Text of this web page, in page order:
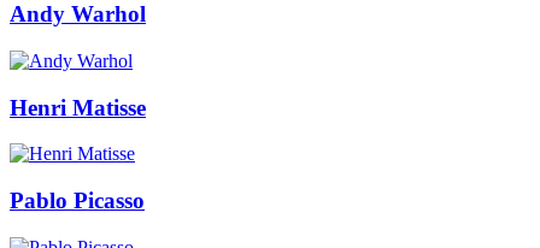
Andy Warhol
Henri Matisse
Pablo Picasso